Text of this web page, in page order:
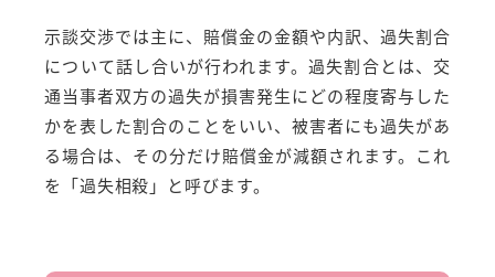
示談交渉では主に、賠償金の金額や内訳、過失割合
について話し合いが行われます。過失割合とは、交
通当事者双方の過失が損害発生にどの程度寄与した
かを表した割合のことをいい、被害者にも過失があ
る場合は、その分だけ賠償金が減額されます。これ
を「過失相殺」と呼びます。